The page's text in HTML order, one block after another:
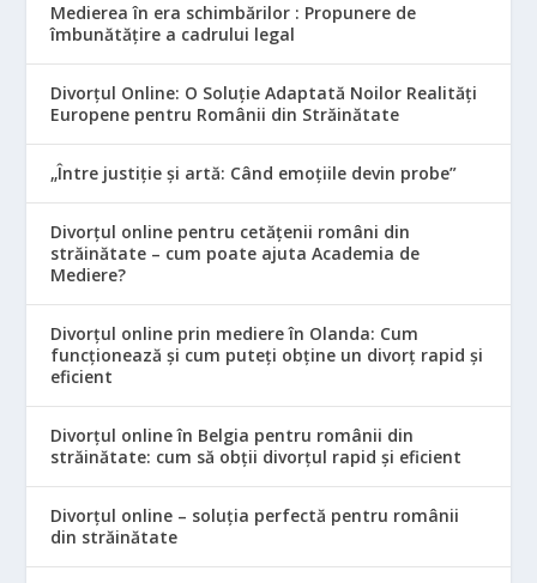
Medierea în era schimbărilor : Propunere de
îmbunătățire a cadrului legal
Divorțul Online: O Soluție Adaptată Noilor Realități
Europene pentru Românii din Străinătate
„Între justiție și artă: Când emoțiile devin probe”
Divorțul online pentru cetățenii români din
străinătate – cum poate ajuta Academia de
Mediere?
Divorțul online prin mediere în Olanda: Cum
funcționează și cum puteți obține un divorț rapid și
eficient
Divorțul online în Belgia pentru românii din
străinătate: cum să obții divorțul rapid și eficient
Divorțul online – soluția perfectă pentru românii
din străinătate